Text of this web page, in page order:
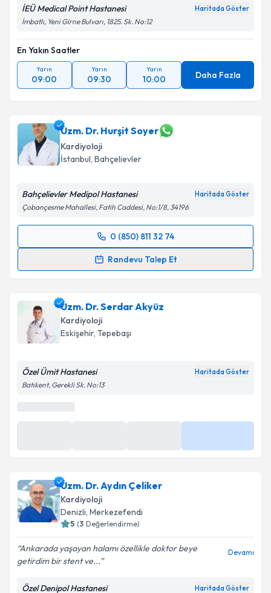
İEÜ Medical Point Hastanesi
İmbatlı, Yeni Girne Bulvarı, 1825. Sk. No:12
En Yakın Saatler
Yarın
09:00
Yarın
09:30
Yarın
10:00 Daha Fazla
Uzm. Dr. Hurşit Soyer
Kardiyoloji
İstanbul, Bahçelievler
Bahçelievler Medipol Hastanesi
Çobançesme Mahallesi, Fatih Caddesi, No:1/8, 34196
0 (850) 811 32 74
Randevu Talep Et
Randevu Takvimi Talebi
oluşturun. Size bu uzmandan randevu almanız için bir
takvim hazırlandığında e-posta ile bilgilendireceğiz.
E-posta Adresiniz
kapsamda işlenmesini kabul ediyorum.
Uzm. Dr. Serdar Akyüz
Kardiyoloji
Eskişehir, Tepebaşı
Özel Ümit Hastanesi
Batıkent, Gerekli Sk. No:13
Uzm. Dr. Aydın Çeliker
Kardiyoloji
Denizli,Merkezefendi
( Değerlendirme)
Ankarada yaşayan halamı özellikle doktor beye
getirdim bir stent ve...